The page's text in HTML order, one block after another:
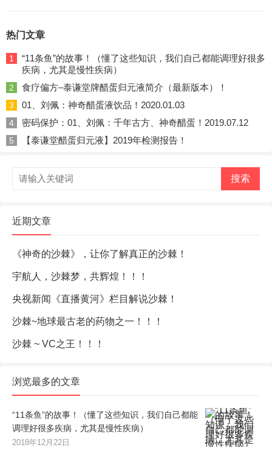
热门文章
1
“11条鱼”的故事！（懂了这些知识，我们自己都能调理好很多
疾病，尤其是慢性疾病）
2 食疗偏方–泰谦堂牌醋蛋归元液简介（最新版本）！
3 01、刘佩：神奇醋蛋液饮品！2020.01.03
4 密码保护：01、刘佩：千年古方、神奇醋蛋！2019.07.12
5 【泰谦堂醋蛋归元液】2019年检测报告！
搜索
近期文章
《神奇的沙棘》，让你了解真正的沙棘！
宇航人，沙棘梦，共辉煌！！！
央视新闻《直播黄河》栏目解说沙棘！
沙棘~地球最古老的药物之一！！！
沙棘 ~ VC之王！！！
浏览最多的文章
“11条鱼”的故事！（懂了这些知识，我们自己都能
调理好很多疾病，尤其是慢性疾病）
2018年12月22日